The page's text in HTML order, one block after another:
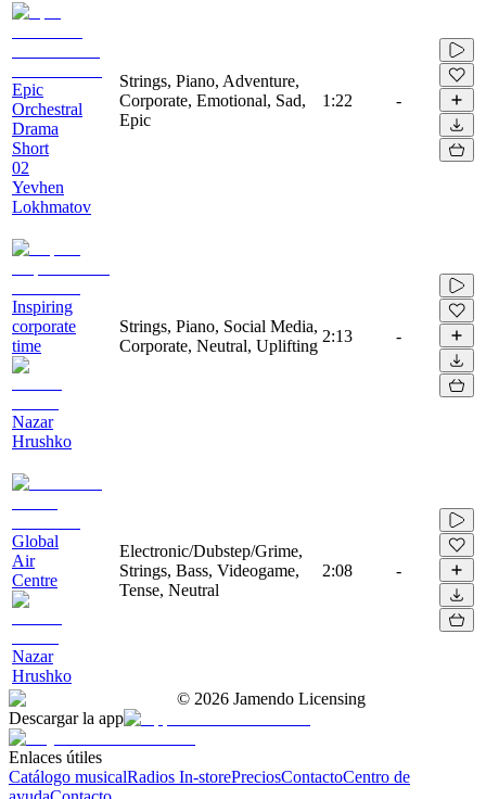
Epic
Orchestral
Drama
Short
02
Yevhen
Lokhmatov
Strings, Piano, Adventure,
Corporate, Emotional, Sad,
Epic
1:22 -
Inspiring
corporate
time
Nazar
Hrushko
Strings, Piano, Social Media,
Corporate, Neutral, Uplifting
2:13 -
Global
Air
Centre
Nazar
Hrushko
Electronic/Dubstep/Grime,
Strings, Bass, Videogame,
Tense, Neutral
2:08 -
© 2026 Jamendo Licensing
Descargar la app
Enlaces útiles
Catálogo musicalRadios In-storePreciosContactoCentro de